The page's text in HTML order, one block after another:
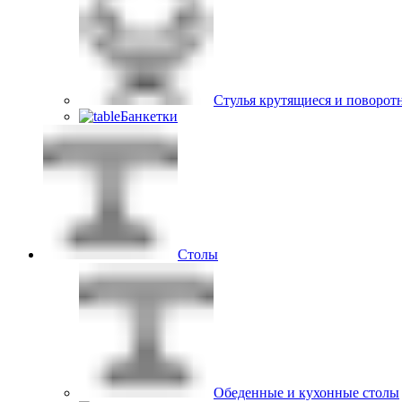
Стулья крутящиеся и
Банкетки
Столы
Обеденные и кухонные столы